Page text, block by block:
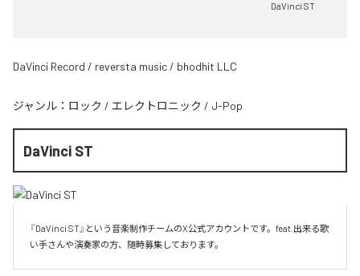
DaVinci ST
DaVinci Record / reversta music / bhodhit LLC
ジャンル： ロック / エレクトロニック / J-Pop
DaVinci ST
『DaVinci ST』という音楽制作チームのX公式アカウントです。feat.出来る歌
い手さんや演奏家の方、随時募集しております。